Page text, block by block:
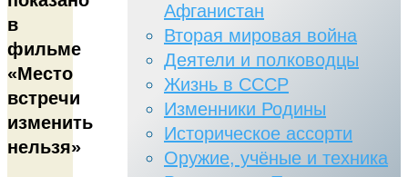
в
фильме
«Место
встречи
изменить
нельзя»
Афганистан
Вторая мировая война
Деятели и полководцы
Жизнь в СССР
Изменники Родины
Историческое ассорти
Оружие, учёные и техника